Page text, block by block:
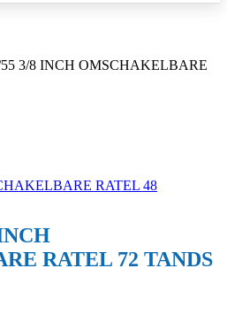
3/8 INCH OMSCHAKELBARE
RATEL 72 TANDS